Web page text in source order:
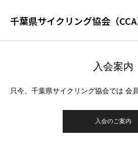
千葉県サイクリング協会（CCA
入会案内
只今、千葉県サイクリング協会では 会
入会のご案内